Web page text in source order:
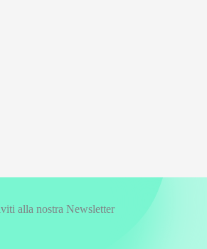
alla nostra Newsletter